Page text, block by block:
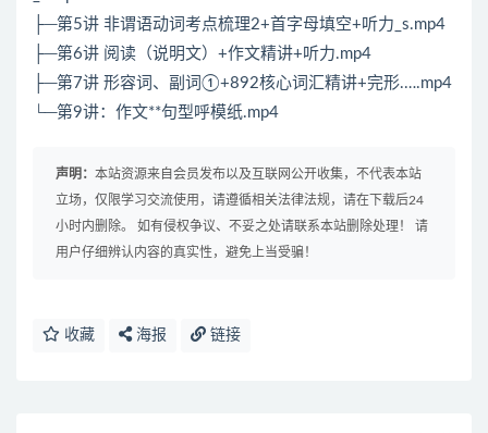
├─第5讲 非谓语动词考点梳理2+首字母填空+听力_s.mp4
├─第6讲 阅读（说明文）+作文精讲+听力.mp4
├─第7讲 形容词、副词①+892核心词汇精讲+完形.….mp4
└─第9讲：作文**句型呼模纸.mp4
声明： 本站资源来自会员发布以及互联网公开收集，不代表本站
立场，仅限学习交流使用，请遵循相关法律法规，请在下载后24
小时内删除。 如有侵权争议、不妥之处请联系本站删除处理！ 请
用户仔细辨认内容的真实性，避免上当受骗！
收藏 海报 链接